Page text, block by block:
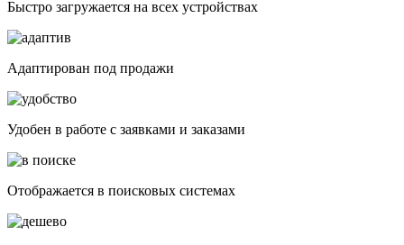
Быстро загружается на всех устройствах
Адаптирован под продажи
Удобен в работе с заявками и заказами
Отображается в поисковых системах